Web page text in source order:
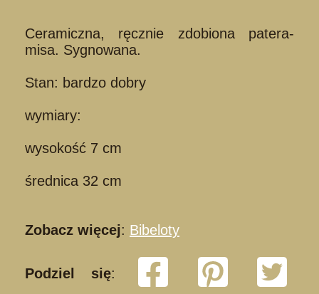
Ceramiczna, ręcznie zdobiona patera-
misa. Sygnowana.
Stan: bardzo dobry
wymiary:
wysokość 7 cm
średnica 32 cm
Zobacz więcej: Bibeloty
Podziel się: